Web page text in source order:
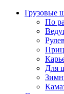
Грузовые
По
Для